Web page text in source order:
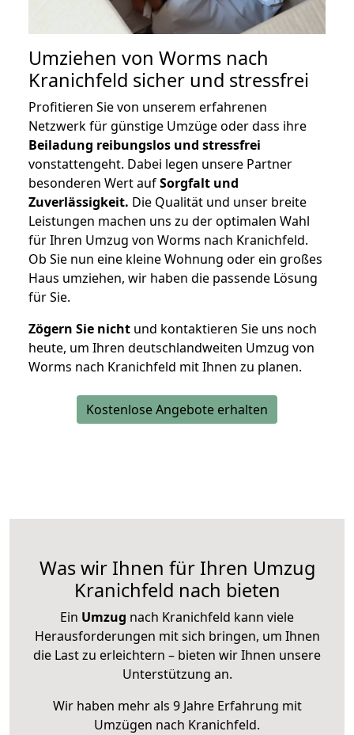
Umziehen von Worms nach
Kranichfeld sicher und stressfrei
Profitieren Sie von unserem erfahrenen
Netzwerk für günstige Umzüge oder dass ihre
Beiladung reibungslos und stressfrei
vonstattengeht. Dabei legen unsere Partner
besonderen Wert aufSorgfalt und
Zuverlässigkeit. Die Qualität und unser breite
Leistungen machen uns zu der optimalen Wahl
für Ihren Umzug von Worms nach Kranichfeld.
Ob Sie nun eine kleine Wohnung oder ein großes
Haus umziehen, wir haben die passende Lösung
für Sie.
Zögern Sie nicht und kontaktieren Sie uns noch
heute, um Ihren deutschlandweiten Umzug von
Worms nach Kranichfeld mit Ihnen zu planen.
Kostenlose Angebote erhalten
Was wir Ihnen für Ihren Umzug
Kranichfeld nach bieten
Ein Umzug nach Kranichfeld kann viele
Herausforderungen mit sich bringen, um Ihnen
die Last zu erleichtern – bieten wir Ihnen unsere
Unterstützung an.
Wir haben mehr als 9 Jahre Erfahrung mit
Umzügen nach Kranichfeld.